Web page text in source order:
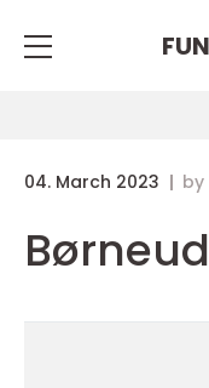
04. March 2023 by